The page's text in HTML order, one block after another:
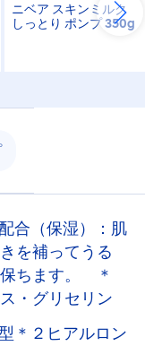
ニベア スキンミルク
しっとり ポンプ 350g
合（保湿）：肌
を補ってうる
ちます。 ＊
・グリセリン
＊２ヒアルロン